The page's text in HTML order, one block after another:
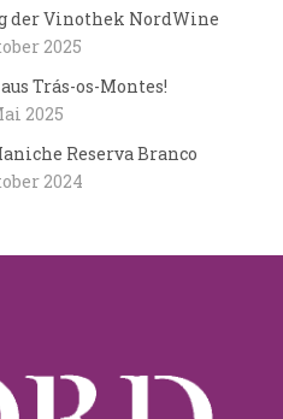
der Vinothek NordWine
2025
Trás-os-Montes!
2025
Reserva Branco
2024